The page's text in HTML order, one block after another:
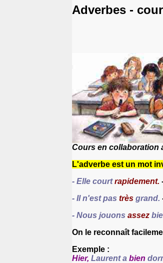
Adverbes -
Cours en collaboration
L'adverbe est un mot
- Elle courtrapidement.
- Il n'est pas très grand.
- Nous jouons assez
On le reconnaît
Exemple :
Hier, Laurent a bien